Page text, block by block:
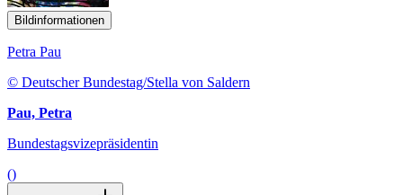
Bildinformationen
Petra Pau
© Deutscher Bundestag/Stella von Saldern
Pau, Petra
Bundestagsvizepräsidentin
()